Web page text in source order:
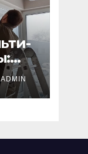
ADMIN